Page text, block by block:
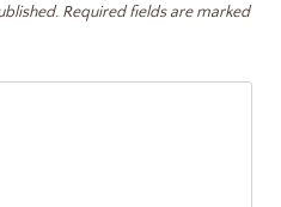
Required fields are marked